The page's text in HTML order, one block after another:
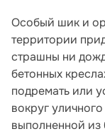
Особый шик и
территории
страшны ни
бетонных
подремать или
вокруг
выполненной из